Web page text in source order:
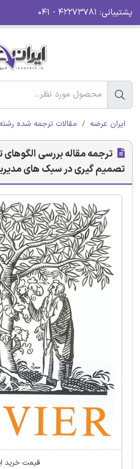
پشتیبانی:
ایران عرضه مقالات ترجمه شده
ترجمه مقاله بررسی
تصمیم گیری در سبک های
قیمت خرید